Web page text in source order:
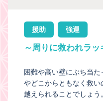
援助 強運
～周りに救われラッ
困難や高い壁にぶち当
やどこからともなく救い
越えられることでしょう。